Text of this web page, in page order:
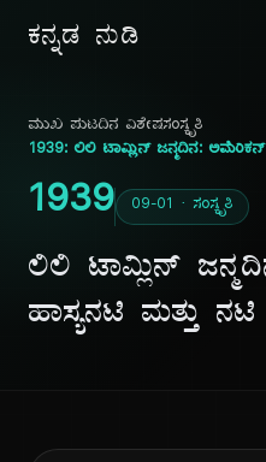
ಕನ್ನಡ ನುಡಿ
ಮುಖ ಪುಟದಿನ ವಿಶೇಷಸಂಸ್ಕೃತಿ
1939: ಲಿಲಿ ಟಾಮ್ಲಿನ್ ಜನ್ಮದಿನ:
1939 09-01 · ಸಂಸ್ಕೃತಿ
ಲಿಲಿ ಟಾಮ್ಲಿನ್
ಹಾಸ್ಯನಟಿ ಮತ್ತು ನಟಿ